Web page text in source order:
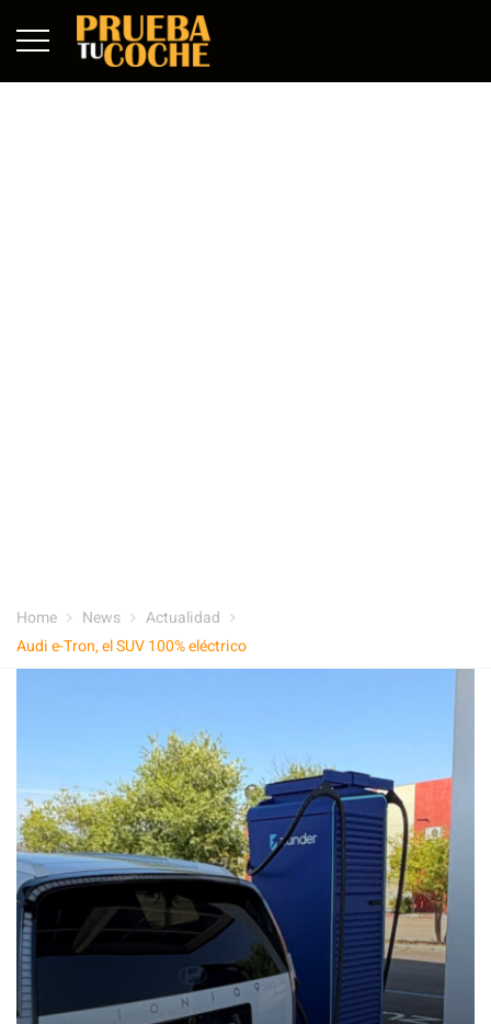
Home News
Actualidad
Audi e-Tron, el SUV 100% eléctrico